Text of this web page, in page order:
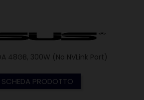
48GB, 300W (No NVLink Port)
PRODOTTO